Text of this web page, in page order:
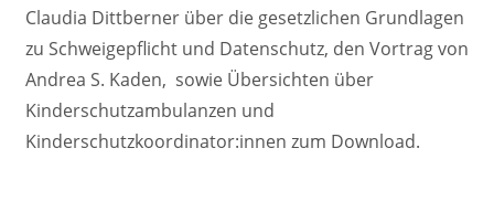
Claudia Dittberner über die gesetzlichen Grundlagen
zu Schweigepflicht und Datenschutz, den Vortrag von
Andrea S. Kaden, sowie Übersichten über
Kinderschutzambulanzen und
Kinderschutzkoordinator:innen zum Download.